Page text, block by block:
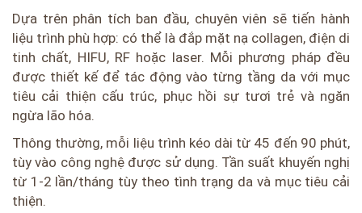
Dựa trên phân tích ban đầu, chuyên viên sẽ tiến hành
liệu trình phù hợp: có thể là đắp mặt nạ collagen, điện di
tinh chất, HIFU, RF hoặc laser. Mỗi phương pháp đều
được thiết kế để tác động vào từng tầng da với mục
tiêu cải thiện cấu trúc, phục hồi sự tươi trẻ và ngăn
ngừa lão hóa.
Thông thường, mỗi liệu trình kéo dài từ 45 đến 90 phút,
tùy vào công nghệ được sử dụng. Tần suất khuyến nghị
từ 1-2 lần/tháng tùy theo tình trạng da và mục tiêu cải
thiện.